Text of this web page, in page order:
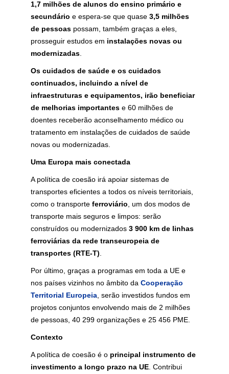
1,7 milhões de alunos do ensino primário e
secundário e espera-se que quase 3,5 milhões
de pessoas possam, também graças a eles,
prosseguir estudos em instalações novas ou
modernizadas
Os cuidados de saúde e os cuidados
continuados, incluindo a nível de
infraestruturas e equipamentos, irão beneficiar
de melhorias importantes e 60 milhões de
doentes receberão aconselhamento médico ou
tratamento em instalações de cuidados de saúde
novas ou modernizadas.
Uma Europa mais conectada
A política de coesão irá apoiar sistemas de
transportes eficientes a todos os níveis territoriais,
como o transporte ferroviário , um dos modos de
transporte mais seguros e limpos: serão
construídos ou modernizados 3 900 km de linhas
ferroviárias da rede transeuropeia de
transportes (RTE-T)
Por último, graças a programas em toda a UE e
nos países vizinhos no âmbito da Cooperação
Territorial Europeia , serão investidos fundos em
projetos conjuntos envolvendo mais de 2 milhões
de pessoas, 40 299 organizações e 25 456 PME.
Contexto
A política de coesão é o principal instrumento de
investimento a longo prazo na UE . Contribui